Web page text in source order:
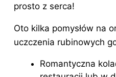
prosto z serca!
Oto kilka pomysłów na
uczczenia rubinowych
Romantyczna